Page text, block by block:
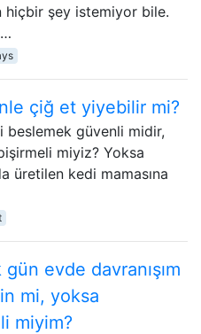
hiçbir şey istemiyor bile.
çiğ et yiyebilir mi?
beslemek güvenli midir,
miyiz? Yoksa
üretilen kedi mamasına
evde davranışım
mi, yoksa
miyim?